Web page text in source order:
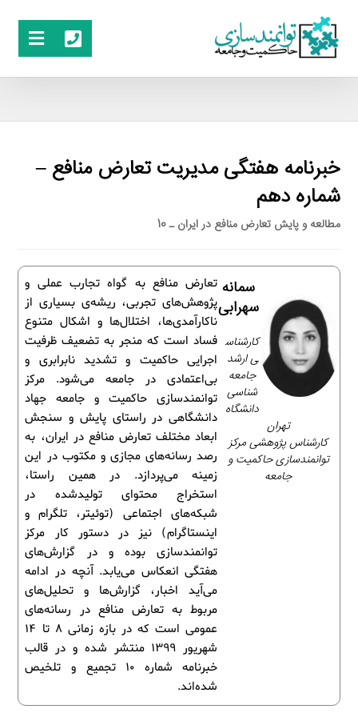
خبرنامه هفتگی مدیریت تعارض منافع –
شماره دهم
مطالعه و پایش تعارض منافع در ایران ـ 10
تعارض منافع به گواه تجارب عملی و
پژوهش‌های تجربی، ریشه‌ی بسیاری از
ناکارآمدی‌ها، اختلال‌ها و اشکال متنوع
فساد است که منجر به تضعیف ظرفیت
اجرایی حاکمیت و تشدید نابرابری و
بی‌اعتمادی در جامعه می‌شود. مرکز
توانمندسازی حاکمیت و جامعه جهاد
دانشگاهی در راستای پایش و سنجش
ابعاد مختلف تعارض منافع در ایران، به
رصد رسانه‌های مجازی و مکتوب در این
زمینه می‌پردازد. در همین راستا،
استخراج محتوای تولیدشده در
شبکه‌های اجتماعی (توئیتر، تلگرام و
اینستاگرام) نیز در دستور کار مرکز
توانمندسازی بوده و در گزارش‌های
هفتگی انعکاس می‌یابد. آنچه در ادامه
می‌آید اخبار، گزارش‌ها و تحلیل‌های
مربوط به تعارض منافع در رسانه‌های
عمومی است که در بازه زمانی 8 تا 14
شهریور 1399 منتشر شده و در قالب
خبرنامه شماره 10 تجمیع و تلخیص
شده‌اند.
سمانه
سهرابی
کارشناس
ی ارشد
جامعه‌
شناسی
دانشگاه
تهران
کارشناس پژوهشی مرکز
توانمندسازی حاکمیت و
جامعه